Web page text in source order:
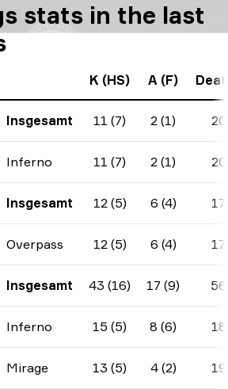
stats in the last
K (HS) A (F)
Insgesamt 11 (7) 2 (1) 20
Inferno 11 (7) 2 (1) 20
Insgesamt 12 (5) 6 (4) 17
Overpass 12 (5) 6 (4) 17
Insgesamt 43 (16) 17 (9) 56
Inferno 15 (5) 8 (6) 18
Mirage 13 (5) 4 (2) 19